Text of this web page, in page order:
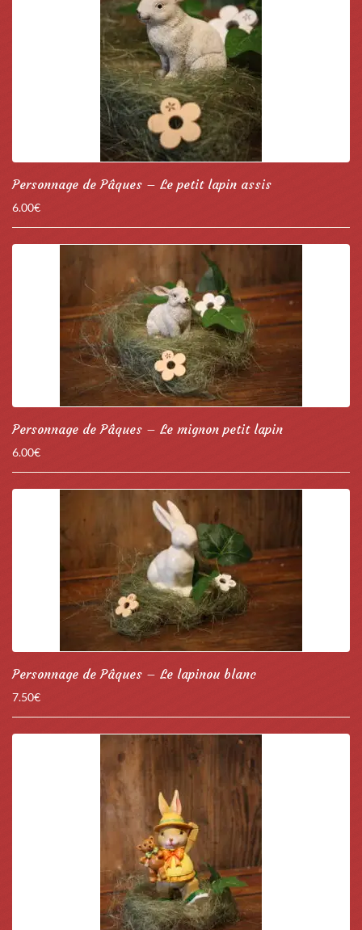
Personnage de Pâques – Le petit lapin assis
6.00€
Personnage de Pâques – Le mignon petit lapin
6.00€
Personnage de Pâques – Le lapinou blanc
7.50€